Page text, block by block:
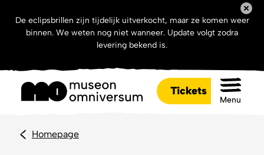
De eclipsbrillen zijn tijdelijk uitverkocht, maar ze komen weer
binnen. We weten nog niet wanneer. Update volgt zodra
levering bekend is.
Tickets
Menu
Homepage